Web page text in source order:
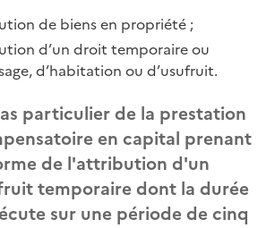
de biens en propriété ;
d’un droit temporaire ou
d’habitation ou d’usufruit.
particulier de la prestation
en capital prenant
de l'attribution d'un
temporaire dont la durée
sur une période de cinq